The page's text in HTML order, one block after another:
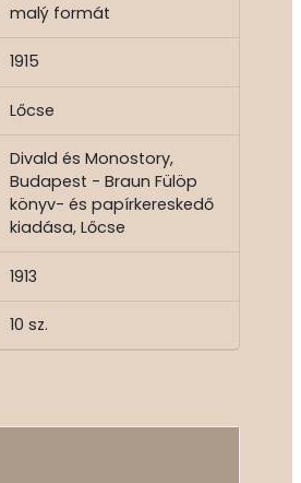
malý formát
1915
Lőcse
Divald és Monostory,
Budapest - Braun Fülöp
könyv- és papírkereskedő
kiadása, Lőcse
1913
10 sz.